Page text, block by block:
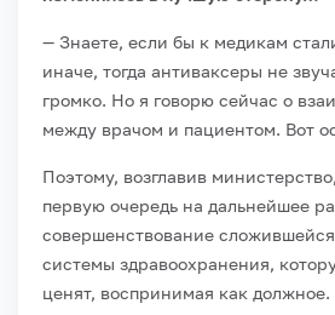
— Знаете, если бы к медикам
иначе, тогда антиваксеры не
громко. Но я говорю сейчас о
между врачом и пациентом. Вот
Поэтому, возглавив
первую очередь на дальнейшее
совершенствование
системы здравоохранения,
ценят, воспринимая как должное.